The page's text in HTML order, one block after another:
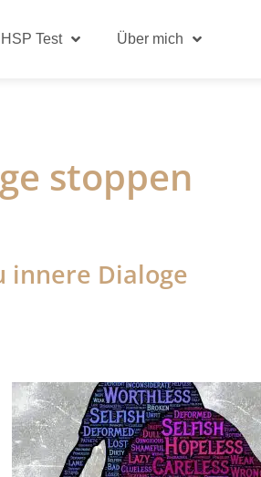
HSP Test Über mich
stoppen
innere Dialoge